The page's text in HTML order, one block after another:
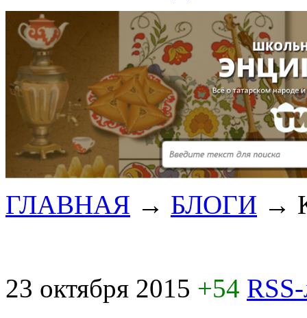
ГЛАВНАЯ → БЛОГИ →
23 октября 2015 +54